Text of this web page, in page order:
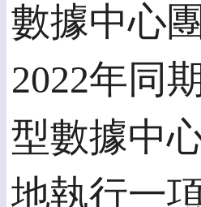
數據中心
2022年同
型數據中
地執行一